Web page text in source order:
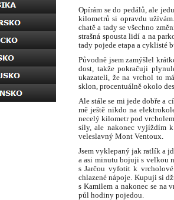
Opírám se do pedálů, ale
kilometrů si opravdu
chatě a tady se všechno
strašná spousta lidí a na
tady pojede etapa a cyklisté
Původně jsem zamýšlel
dost, takže pokračuji
ukazateli, že na vrchol to
sklon, procentuálně okolo
Ale stále se mi jede dobře a
mě ještě nikdo na
necelý kilometr pod
síly, ale nakonec vyjíždím
veleslavný Mont Ventoux.
Jsem vyklepaný jak ratlík a
a asi minutu bojuji s velkou
s Jarčou vyfotit k
chlazené nápoje. Kupuji si
s Kamilem a nakonec se na
půl hodiny pojedou.